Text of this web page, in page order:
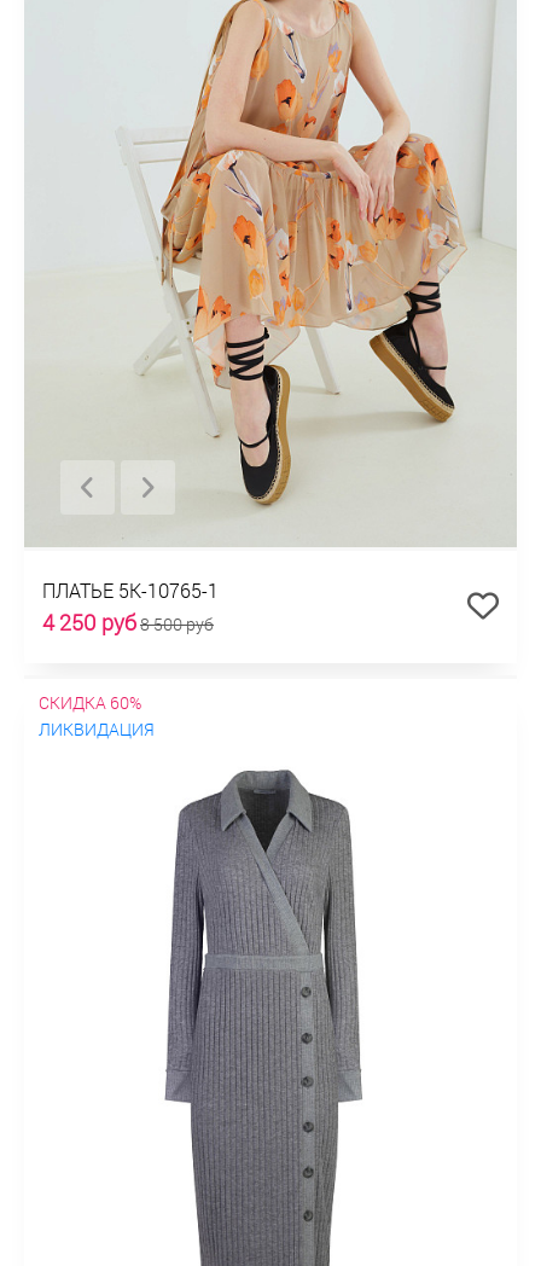
ПЛАТЬЕ 5К-10765-1
4 250 руб8 500 руб
СКИДКА 60%
ЛИКВИДАЦИЯ